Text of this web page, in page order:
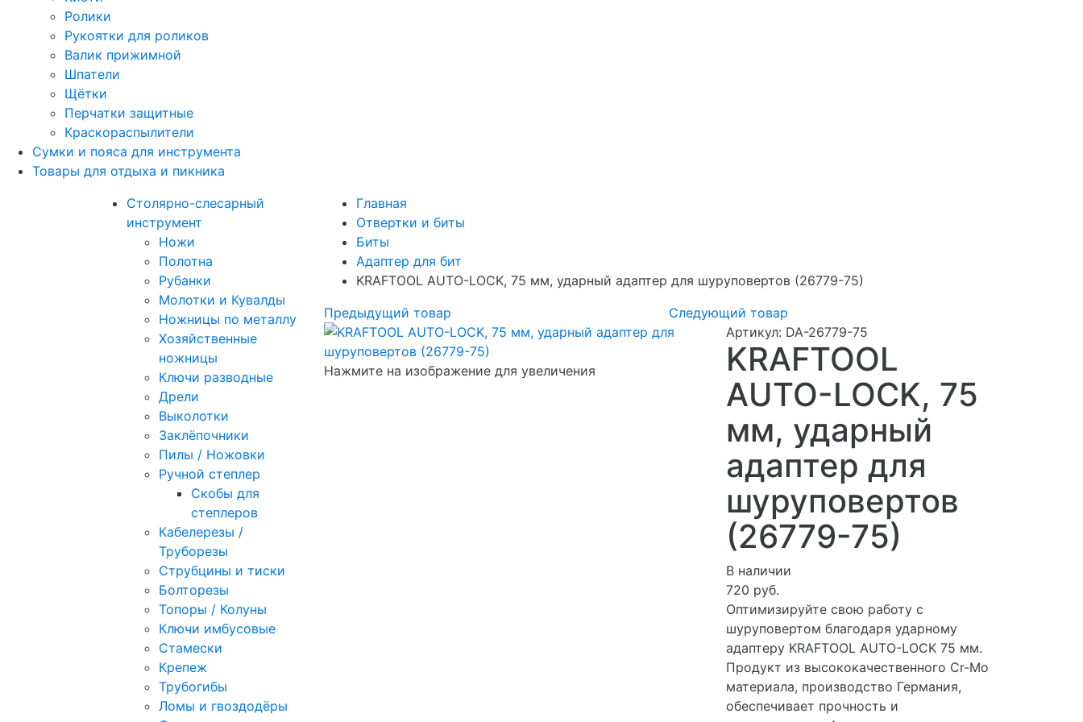
Ролики
Рукоятки для роликов
Валик прижимной
Шпатели
Щётки
Перчатки защитные
Краскораспылители
Сумки и пояса для инструмента
Товары для отдыха и пикника
Столярно-слесарный
инструмент
Ножи
Полотна
Рубанки
Молотки и Кувалды
Ножницы по металлу
Хозяйственные
ножницы
Ключи разводные
Дрели
Выколотки
Заклёпочники
Пилы / Ножовки
Ручной степлер
Скобы для
степлеров
Кабелерезы /
Труборезы
Струбцины и тиски
Болторезы
Топоры / Колуны
Ключи имбусовые
Стамески
Крепеж
Трубогибы
Ломы и гвоздодёры
Главная
Отвертки и биты
Биты
Адаптер для бит
KRAFTOOL AUTO-LOCK, 75 мм, ударный адаптер для шуруповертов (26779-75)
Предыдущий товар
Следующий товар
Нажмите на изображение для увеличения
Артикул: DA-26779-75
KRAFTOOL
AUTO-LOCK, 75
мм, ударный
адаптер для
шуруповертов
(26779-75)
В наличии
720 руб.
Оптимизируйте свою работу с
шуруповертом благодаря ударному
адаптеру KRAFTOOL AUTO-LOCK 75 мм.
Продукт из высококачественного Cr-Mo
материала, производство Германия,
обеспечивает прочность и